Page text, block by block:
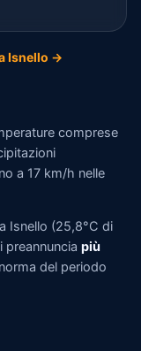
Isnello →
comprese
a 17 km/h nelle
Isnello (25,8°C di
più
del periodo